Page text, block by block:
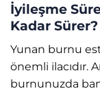
İyileşme
Kadar Sürer?
Yunan burnu
önemli ilacıdır.
burnunuzda